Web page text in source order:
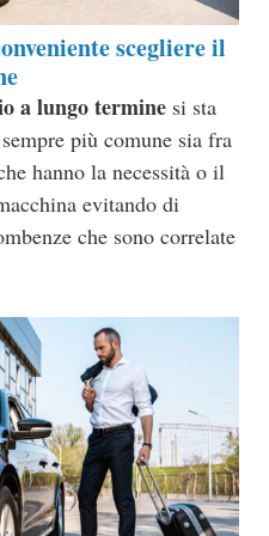
scegliere il
a lungo termine si sta
più comune sia fra
hanno la necessità o il
evitando di
che sono correlate